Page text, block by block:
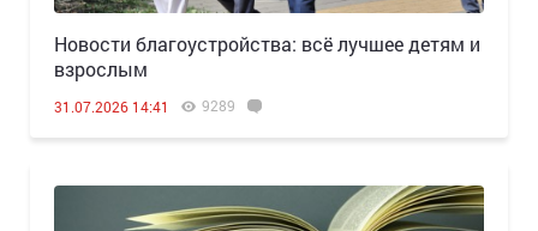
Новости благоустройства: всё лучшее детям и
взрослым
31.07.2026 14:41 9289